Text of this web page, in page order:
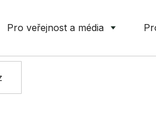
Pro veřejnost a média